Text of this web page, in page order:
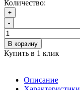
Количество:
+
-
В корзину
Купить в 1 клик
Описание